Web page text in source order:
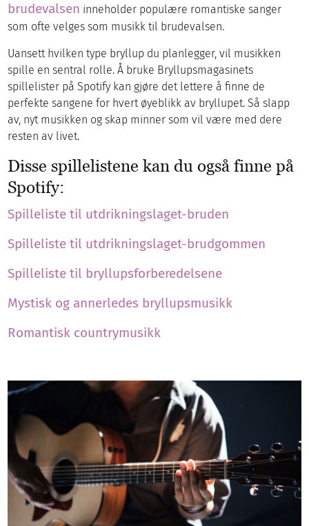
brudevalsen inneholder populære romantiske sanger
som ofte velges som musikk til brudevalsen.
Uansett hvilken type bryllup du planlegger, vil musikken
spille en sentral rolle. Å bruke Bryllupsmagasinets
spillelister på Spotify kan gjøre det lettere å finne de
perfekte sangene for hvert øyeblikk av bryllupet. Så slapp
av, nyt musikken og skap minner som vil være med dere
resten av livet.
Disse spillelistene kan du også finne på
Spotify:
Spilleliste til utdrikningslaget-bruden
Spilleliste til utdrikningslaget-brudgommen
Spilleliste til bryllupsforberedelsene
Mystisk og annerledes bryllupsmusikk
Romantisk countrymusikk